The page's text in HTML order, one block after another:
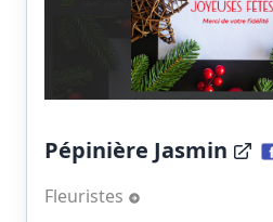
Pépinière Jasmin
Fleuristes